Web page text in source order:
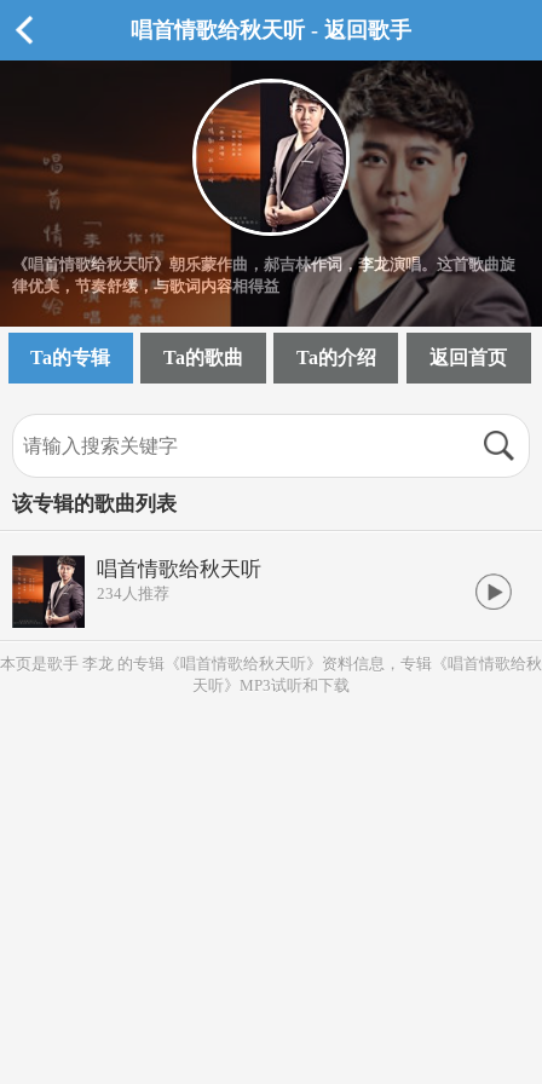
唱首情歌给秋天听 - 返回歌手
《唱首情歌给秋天听》朝乐蒙作曲，郝吉林作词，李龙演唱。这首歌曲旋
律优美，节奏舒缓，与歌词内容相得益
Ta的专辑 Ta的歌曲 Ta的介绍 返回首页
该专辑的歌曲列表
唱首情歌给秋天听
234人推荐
本页是歌手 李龙 的专辑《唱首情歌给秋天听》资料信息，专辑《唱首情歌给秋
天听》MP3试听和下载